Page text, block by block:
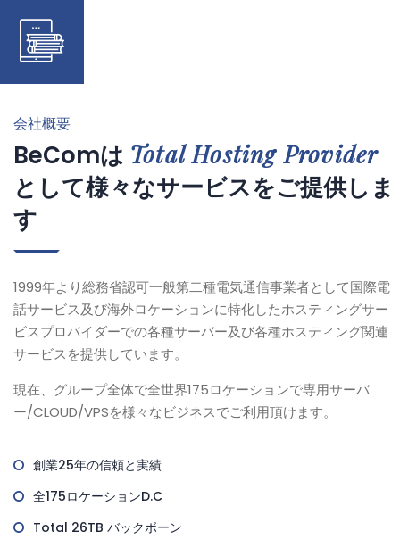
会社概要
BeComは Total Hosting Provider
として様々なサービスをご提供しま
す
1999年より総務省認可一般第二種電気通信事業者として国際電
話サービス及び海外ロケーションに特化したホスティングサー
ビスプロバイダーでの各種サーバー及び各種ホスティング関連
サービスを提供しています。
現在、グループ全体で全世界175ロケーションで専用サーバ
ー/CLOUD/VPSを様々なビジネスでご利用頂けます。
創業25年の信頼と実績
全175ロケーションD.C
Total 26TB バックボーン